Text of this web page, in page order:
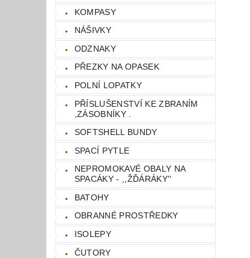
KOMPASY
NÁŠIVKY
ODZNAKY
PŘEZKY NA OPASEK
POLNÍ LOPATKY
PŘÍSLUŠENSTVÍ KE ZBRANÍM
,ZÁSOBNÍKY .
SOFTSHELL BUNDY
SPACÍ PYTLE
NEPROMOKAVÉ OBALY NA
SPACÁKY - ,,ŽĎÁRÁKY''
BATOHY
OBRANNÉ PROSTŘEDKY
ISOLEPY
ČUTORY